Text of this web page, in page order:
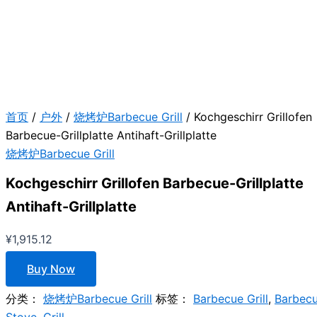
首页 / 户外 / 烧烤炉Barbecue Grill / Kochgeschirr Grillofen
Barbecue-Grillplatte Antihaft-Grillplatte
烧烤炉Barbecue Grill
Kochgeschirr Grillofen Barbecue-Grillplatte
Antihaft-Grillplatte
¥1,915.12
Buy Now
分类： 烧烤炉Barbecue Grill 标签： Barbecue Grill,